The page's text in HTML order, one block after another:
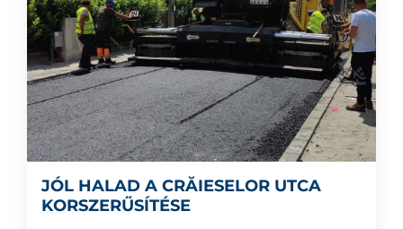
JÓL HALAD A CRĂIESELOR UTCA
KORSZERŰSÍTÉSE